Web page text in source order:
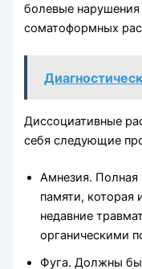
болевые
соматоформных
Диссоциативные
себя следующие
Амнезия. Полная
памяти, которая
недавние
органическими
Фуга. Должны